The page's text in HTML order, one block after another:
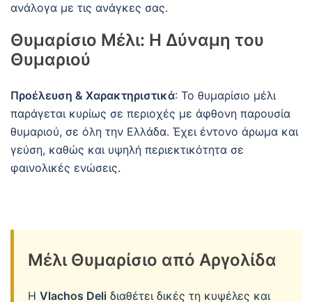
ανάλογα με τις ανάγκες σας.
Θυμαρίσιο Μέλι: Η Δύναμη του
Θυμαριού
Προέλευση & Χαρακτηριστικά: Το θυμαρίσιο μέλι
παράγεται κυρίως σε περιοχές με άφθονη παρουσία
θυμαριού, σε όλη την Ελλάδα. Έχει έντονο άρωμα και
γεύση, καθώς και υψηλή περιεκτικότητα σε
φαινολικές ενώσεις.
Μέλι Θυμαρίσιο από Αργολίδα
Η Vlachos Deli διαθέτει δικές τη κυψέλες και